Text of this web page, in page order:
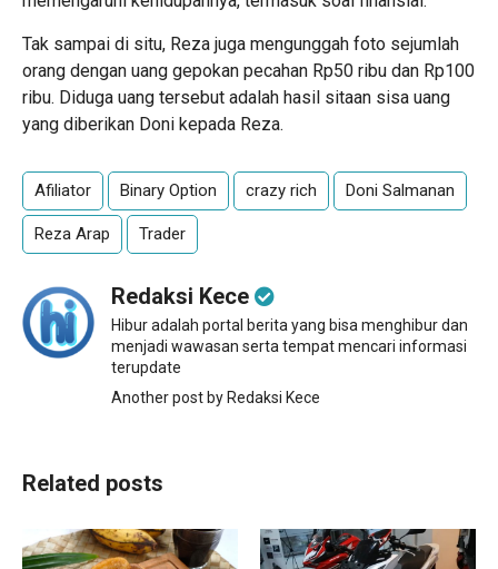
Tak sampai di situ, Reza juga mengunggah foto sejumlah
orang dengan uang gepokan pecahan Rp50 ribu dan Rp100
ribu. Diduga uang tersebut adalah hasil sitaan sisa uang
yang diberikan Doni kepada Reza.
Afiliator Binary Option crazy rich Doni Salmanan
Reza Arap Trader
Redaksi Kece
Hibur adalah portal berita yang bisa menghibur dan
menjadi wawasan serta tempat mencari informasi
terupdate
Another post by Redaksi Kece
Related posts